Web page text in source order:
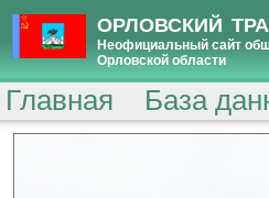
ОРЛОВСКИЙ
Неофициальный сайт
Орловской области
Главная База